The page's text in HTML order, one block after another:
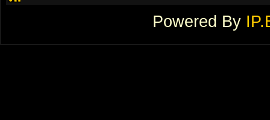
Powered By